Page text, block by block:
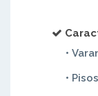
•
•